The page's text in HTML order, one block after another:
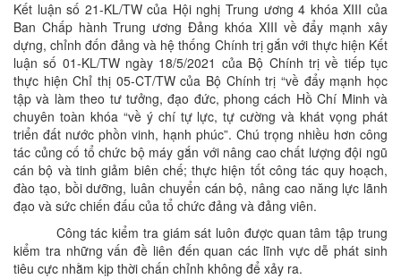
Kết luận số 21-KL/TW của Hội nghị Trung ương 4 khóa XIII của
Ban Chấp hành Trung ương Đảng khóa XIII về đẩy mạnh xây
dựng, chỉnh đốn đảng và hệ thống Chính trị gắn với thực hiện Kết
luận số 01-KL/TW ngày 18/5/2021 của Bộ Chính trị về tiếp tục
thực hiện Chỉ thị 05-CT/TW của Bộ Chính trị “về đẩy mạnh học
tập và làm theo tư tưởng, đạo đức, phong cách Hồ Chí Minh và
chuyên toàn khóa “về ý chí tự lực, tự cường và khát vọng phát
triển đất nước phồn vinh, hạnh phúc”. Chú trọng nhiều hơn công
tác củng cố tổ chức bộ máy gắn với nâng cao chất lượng đội ngũ
cán bộ và tinh giảm biên chế; thực hiện tốt công tác quy hoạch,
đào tạo, bồi dưỡng, luân chuyển cán bộ, nâng cao năng lực lãnh
đạo và sức chiến đấu của tổ chức đảng và đảng viên.
Công tác kiểm tra giám sát luôn được quan tâm tập trung
kiểm tra những vấn đề liên đến quan các lĩnh vực dễ phát sinh
tiêu cực nhằm kịp thời chấn chỉnh không để xảy ra.